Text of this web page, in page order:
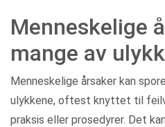
Menneskelige
mange av
Menneskelige årsaker kan
ulykkene, oftest knyttet til
praksis eller prosedyrer. Det